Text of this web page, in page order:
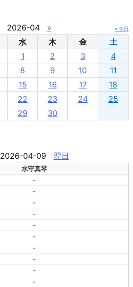
2026-04 » » 今日
水 木 金
土
1
2 3
4
8 9 10
11
15 16 17
18
22 23 24
25
29 30
2026-04-09 翌日
水守真琴
-
-
-
-
-
-
-
-
-
-